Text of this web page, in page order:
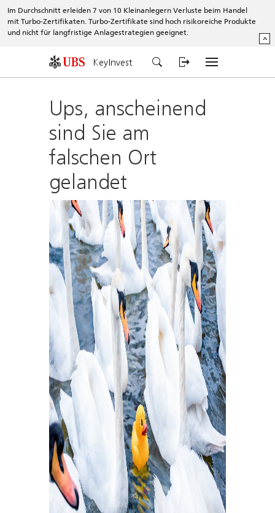
Im Durchschnitt erleiden 7 von 10 Kleinanlegern Verluste beim Handel
mit Turbo-Zertifikaten. Turbo-Zertifikate sind hoch risikoreiche Produkte
und nicht für langfristige Anlagestrategien geeignet.
^
KeyInvest
Ups, anscheinend
sind Sie am
falschen Ort
gelandet